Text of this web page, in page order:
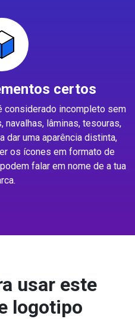
certos
considerado incompleto sem
lâminas, tesouras,
dar uma aparência distinta,
os ícones em formato de
falar em nome de a tua
usar este
logotipo